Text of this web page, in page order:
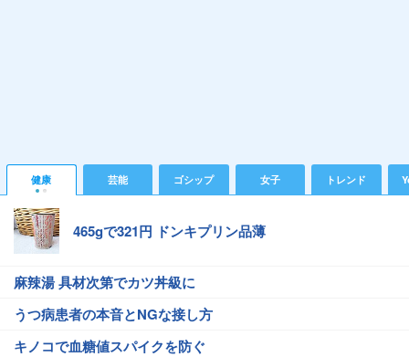
健康 芸能 ゴシップ 女子 トレンド
465gで321円 ドンキプリン品薄
麻辣湯 具材次第でカツ丼級に
うつ病患者の本音とNGな接し方
キノコで血糖値スパイクを防ぐ